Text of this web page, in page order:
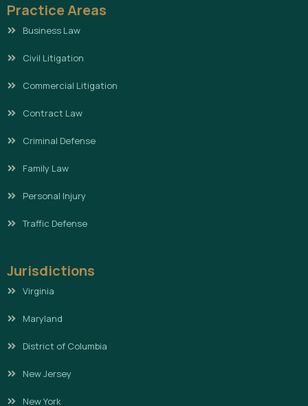
Practice Areas
Business Law
Civil Litigation
Commercial Litigation
Contract Law
Criminal Defense
Family Law
Personal Injury
Traffic Defense
Jurisdictions
Virginia
Maryland
District of Columbia
New Jersey
New York